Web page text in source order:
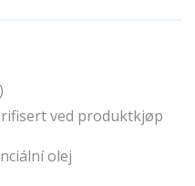
)
ved produktkjøp
olej